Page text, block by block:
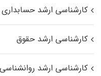
کارشناسی ارشد حسابداری
کارشناسی ارشد حقوق
کارشناسی ارشد روانشناسی